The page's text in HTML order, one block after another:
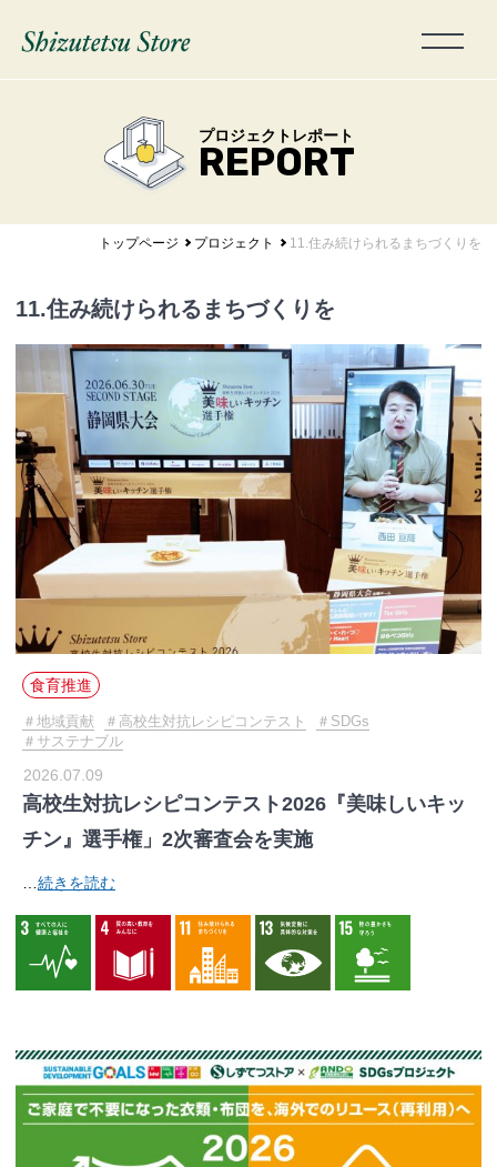
プロジェクトレポート
REPORT
トップページ プロジェクト 11.住み続けられるまちづくりを
11.住み続けられるまちづくりを
食育推進
地域貢献 高校生対抗レシピコンテスト
SDGs
サステナブル
2026.07.09
高校生対抗レシピコンテスト2026『美味しいキッ
チン』選手権」2次審査会を実施
続きを読む